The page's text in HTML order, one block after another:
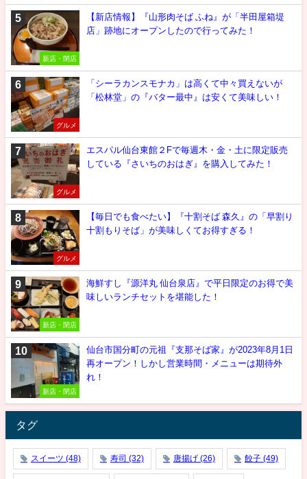
新店・閉店
【新店情報】『山形肉そば ふね』が「半田屋箱堤
店」跡地にオープンしたので行ってみた！
グルメ
「シーラカンスモナカ」は高くて中々買えないが
「松林堂」の『バター最中』は安くて美味しい！
グルメ
エスパル仙台東館２Fで毎週木・金・土に限定販売
している『さいちのおはぎ』を購入してみた！
グルメ
【毎日でも食べたい】『十割そば 森久』の「早割り
十割もりそば」が美味しくてお得すぎる！
新店・閉店
海鮮すし『源洋丸 仙台泉店』で平日限定のお得で美
味しいランチセットを堪能した！
新店・閉店
仙台市国分町の元祖『支那そば家』が2023年8月1日
再オープン！しかし営業時間・メニューは期待外
れ！
タグ
スイーツ (48) 寿司 (32) 唐揚げ (26) 餃子 (49)